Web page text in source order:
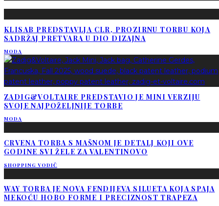
KLISAB PREDSTAVLJA CLR, PROZIRNU TORBU KOJA
SADRŽAJ PRETVARA U DIO DIZAJNA
MODA
ZADIG&VOLTAIRE PREDSTAVIO JE MINI VERZIJU
SVOJE NAJPOŽELJNIJE TORBE
MODA
CRVENA TORBA S MAŠNOM JE DETALJ KOJI OVE
GODINE SVI ŽELE ZA VALENTINOVO
SHOPPING VODIČ
WAY TORBA JE NOVA FENDIJEVA SILUETA KOJA SPAJA
MEKOĆU HOBO FORME I PRECIZNOST TRAPEZA